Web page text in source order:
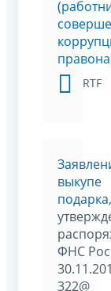
RTF
выкупе
подарка,
ФНС
322@